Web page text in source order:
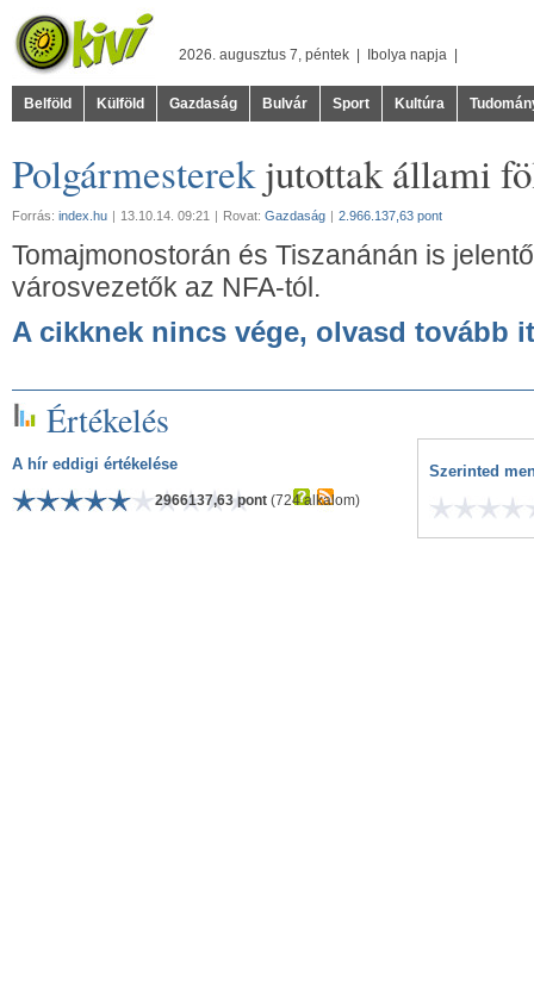
2026. augusztus 7, péntek | Ibolya napja |
Belföld Külföld Gazdaság Bulvár Sport Kultúra
Polgármesterekjutottak állami
Forrás: index.hu | 13.10.14. 09:21 | Rovat: Gazdaság | 2.966.137,63 pont
Tomajmonostorán és Tiszanánán is
városvezetők az NFA-tól.
A cikknek nincs vége, olvasd tovább
Értékelés
A hír eddigi értékelése
2966137,63 pont (724 alkalom)
Szerinted